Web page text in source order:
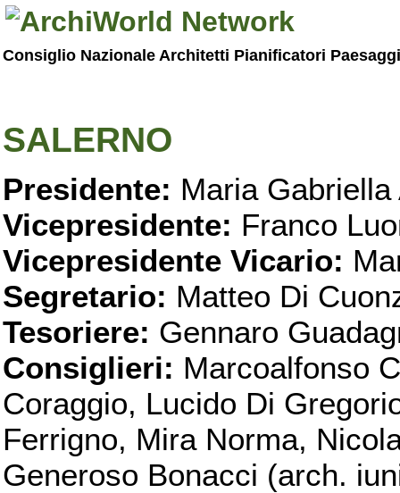
Consiglio Nazionale Architetti Pianificatori
SALERNO
Presidente: Maria Gabriella
Vicepresidente: Franco
Vicepresidente Vicario:
Segretario: Matteo Di
Tesoriere: Gennaro
Consiglieri: Marcoalfonso
Coraggio, Lucido Di
Ferrigno, Mira Norma,
Generoso Bonacci (arch.